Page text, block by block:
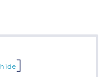
hide]